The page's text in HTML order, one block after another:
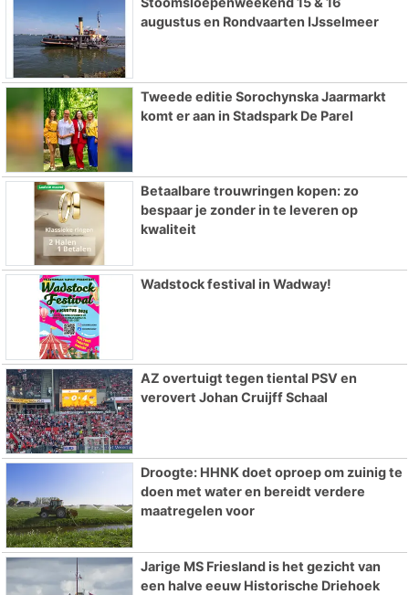
augustus en Rondvaarten IJsselmeer
Tweede editie Sorochynska Jaarmarkt
komt er aan in Stadspark De Parel
Betaalbare trouwringen kopen: zo
bespaar je zonder in te leveren op
kwaliteit
Wadstock festival in Wadway!
AZ overtuigt tegen tiental PSV en
verovert Johan Cruijff Schaal
Droogte: HHNK doet oproep om zuinig te
doen met water en bereidt verdere
maatregelen voor
Jarige MS Friesland is het gezicht van
een halve eeuw Historische Driehoek